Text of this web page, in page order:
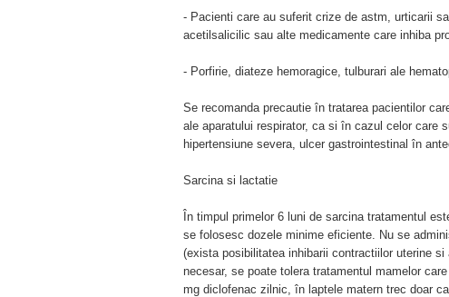
- Pacienti care au suferit crize de astm, urticarii
acetilsalicilic sau alte medicamente care inhiba
- Porfirie, diateze hemoragice, tulburari ale
Se recomanda precautie în tratarea pacientilor
ale aparatului respirator, ca si în cazul celor care
hipertensiune severa, ulcer gastrointestinal în
Sarcina si lactatie
În timpul primelor 6 luni de sarcina tratamentul
se folosesc dozele minime eficiente. Nu se
(exista posibilitatea inhibarii contractiilor uterine
necesar, se poate tolera tratamentul mamelor
mg diclofenac zilnic, în laptele matern trec doar